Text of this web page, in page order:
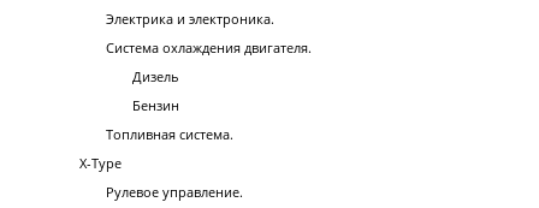
Электрика и электроника.
Система охлаждения двигателя.
Дизель
Бензин
Топливная система.
X-Type
Рулевое управление.